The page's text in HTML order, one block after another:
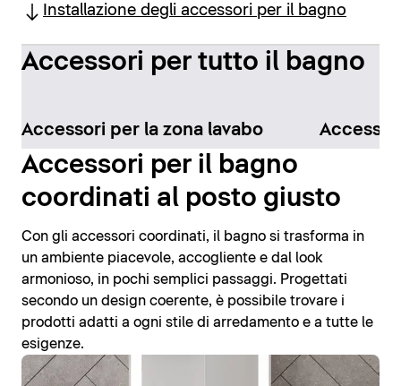
Installazione degli accessori per il bagno
Accessori per tutto il bagno
Accessori per la zona lavabo
Accessori per il bagno
coordinati al posto giusto
Con gli accessori coordinati, il bagno si trasforma in
un ambiente piacevole, accogliente e dal look
armonioso, in pochi semplici passaggi. Progettati
secondo un design coerente, è possibile trovare i
prodotti adatti a ogni stile di arredamento e a tutte le
esigenze.